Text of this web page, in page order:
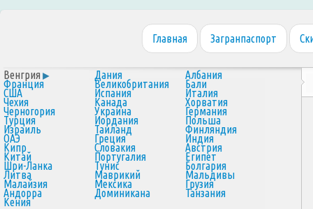
Главная Загранпаспорт
Венгрия Дания Албания
Франция Великобритания Бали
США Испания Италия
Чехия Канада Хорватия
Черногория Украина Германия
Турция Иордания Польша
Израиль Таиланд Финляндия
ОАЭ Греция Индия
Кипр Словакия Австрия
Китай Португалия Египет
Шри-Ланка Тунис Болгария
Литва Маврикий Мальдивы
Малайзия Мексика Грузия
Андорра Доминикана Танзания
Кения